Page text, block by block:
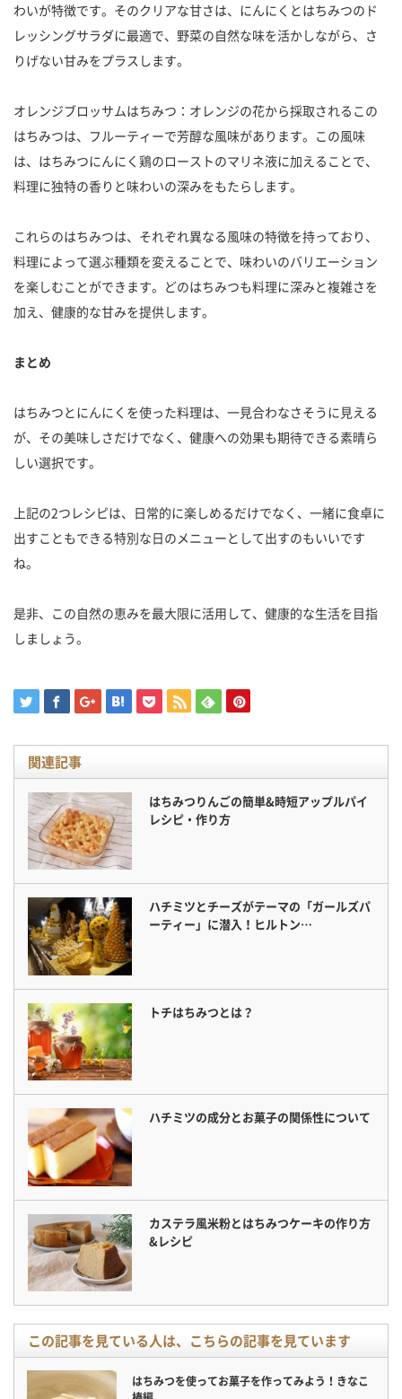
わいが特徴です。そのクリアな甘さは、にんにくとはちみつのド
レッシングサラダに最適で、野菜の自然な味を活かしながら、さ
りげない甘みをプラスします。
オレンジブロッサムはちみつ：オレンジの花から採取されるこの
はちみつは、フルーティーで芳醇な風味があります。この風味
は、はちみつにんにく鶏のローストのマリネ液に加えることで、
料理に独特の香りと味わいの深みをもたらします。
これらのはちみつは、それぞれ異なる風味の特徴を持っており、
料理によって選ぶ種類を変えることで、味わいのバリエーション
を楽しむことができます。どのはちみつも料理に深みと複雑さを
加え、健康的な甘みを提供します。
まとめ
はちみつとにんにくを使った料理は、一見合わなさそうに見える
が、その美味しさだけでなく、健康への効果も期待できる素晴ら
しい選択です。
上記の2つレシピは、日常的に楽しめるだけでなく、一緒に食卓に
出すこともできる特別な日のメニューとして出すのもいいです
ね。
是非、この自然の恵みを最大限に活用して、健康的な生活を目指
しましょう。
関連記事
はちみつりんごの簡単&時短アップルパイ
レシピ・作り方
ハチミツとチーズがテーマの「ガールズパ
ーティー」に潜入！ヒルトン…
トチはちみつとは？
ハチミツの成分とお菓子の関係性について
カステラ風米粉とはちみつケーキの作り方
&レシピ
この記事を見ている人は、こちらの記事を見ています
はちみつを使ってお菓子を作ってみよう！きなこ